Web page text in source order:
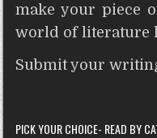
make your piece
world of literature
Submit your
PICK YOUR CHOICE- READ BY